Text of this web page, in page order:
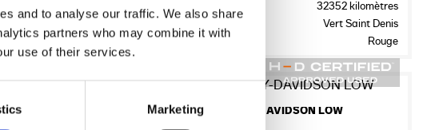
and to analyse our traffic. We also share
partners who may combine it with
use of their services.
Marketing
La Valette du Var
32352 kilomètres
Vert Saint Denis
Rouge
STREET 2016 HARLEY-DAVIDSON LOW